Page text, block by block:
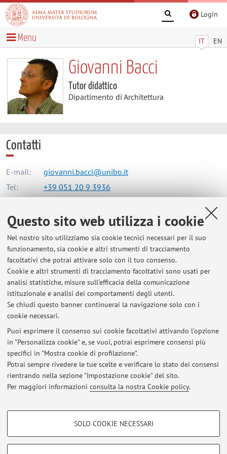
Questo sito web utilizza i cookie
Nel nostro sito utilizziamo sia cookie tecnici necessari per il suo
funzionamento, sia cookie e altri strumenti di tracciamento
facoltativi che potrai attivare solo con il tuo consenso.
Cookie e altri strumenti di tracciamento facoltativi sono usati per
analisi statistiche, misure sull'efficacia della comunicazione
istituzionale e analisi dei comportamenti degli utenti.
Se chiudi questo banner continuerai la navigazione solo con i
cookie necessari.
Puoi esprimere il consenso sui cookie facoltativi attivando l'opzione
in "Personalizza cookie" e, se vuoi, potrai esprimere consensi più
specifici in "Mostra cookie di profilazione".
Potrai sempre rivedere le tue scelte e verificare lo stato dei consensi
rientrando nella sezione "Impostazione cookie" del sito.
Per maggiori informazioni consulta la nostra Cookie policy.
COOKIE DI PROFILAZIONE - FACOLTATIVI
SOLO COOKIE NECESSARI
Login
IT EN
Menu
Giovanni Bacci
Tutor didattico
Dipartimento di Architettura
Contatti
E-mail:
giovanni.bacci@unibo.it
Tel:
+39 051 20 9 3936
Dipartimento di Architettura
Viale del Risorgimento 2, Bologna -Vai alla mappa
Risorse in rete
ORCID
Ultimi avvisi
Al momento non sono presenti avvisi.
Area riservata
Accedi tramiteloginper gestire tutti i contenuti del sito.